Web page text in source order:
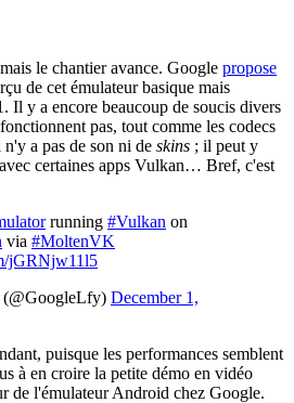
le chantier avance. Google propose
de cet émulateur basique mais
Il y a encore beaucoup de soucis divers
pas, tout comme les codecs
a pas de son ni de skins ; il peut y
certaines apps Vulkan… Bref, c'est
running #Vulkan on
via #MoltenVK
jGRNjw11l5
December 1,
puisque les performances semblent
à en croire la petite démo en vidéo
de l'émulateur Android chez Google.